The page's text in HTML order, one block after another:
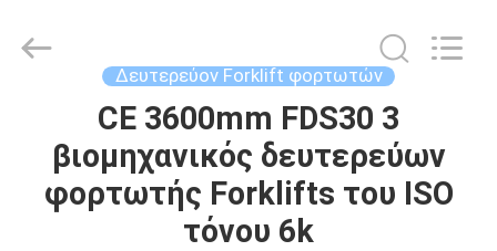
ΠΡΟΪΌΝΤΑ
Δευτερεύον Forklift φορτωτών
CE 3600mm FDS30 3
βιομηχανικός δευτερεύων
φορτωτής Forklifts του ISO
τόνου 6k